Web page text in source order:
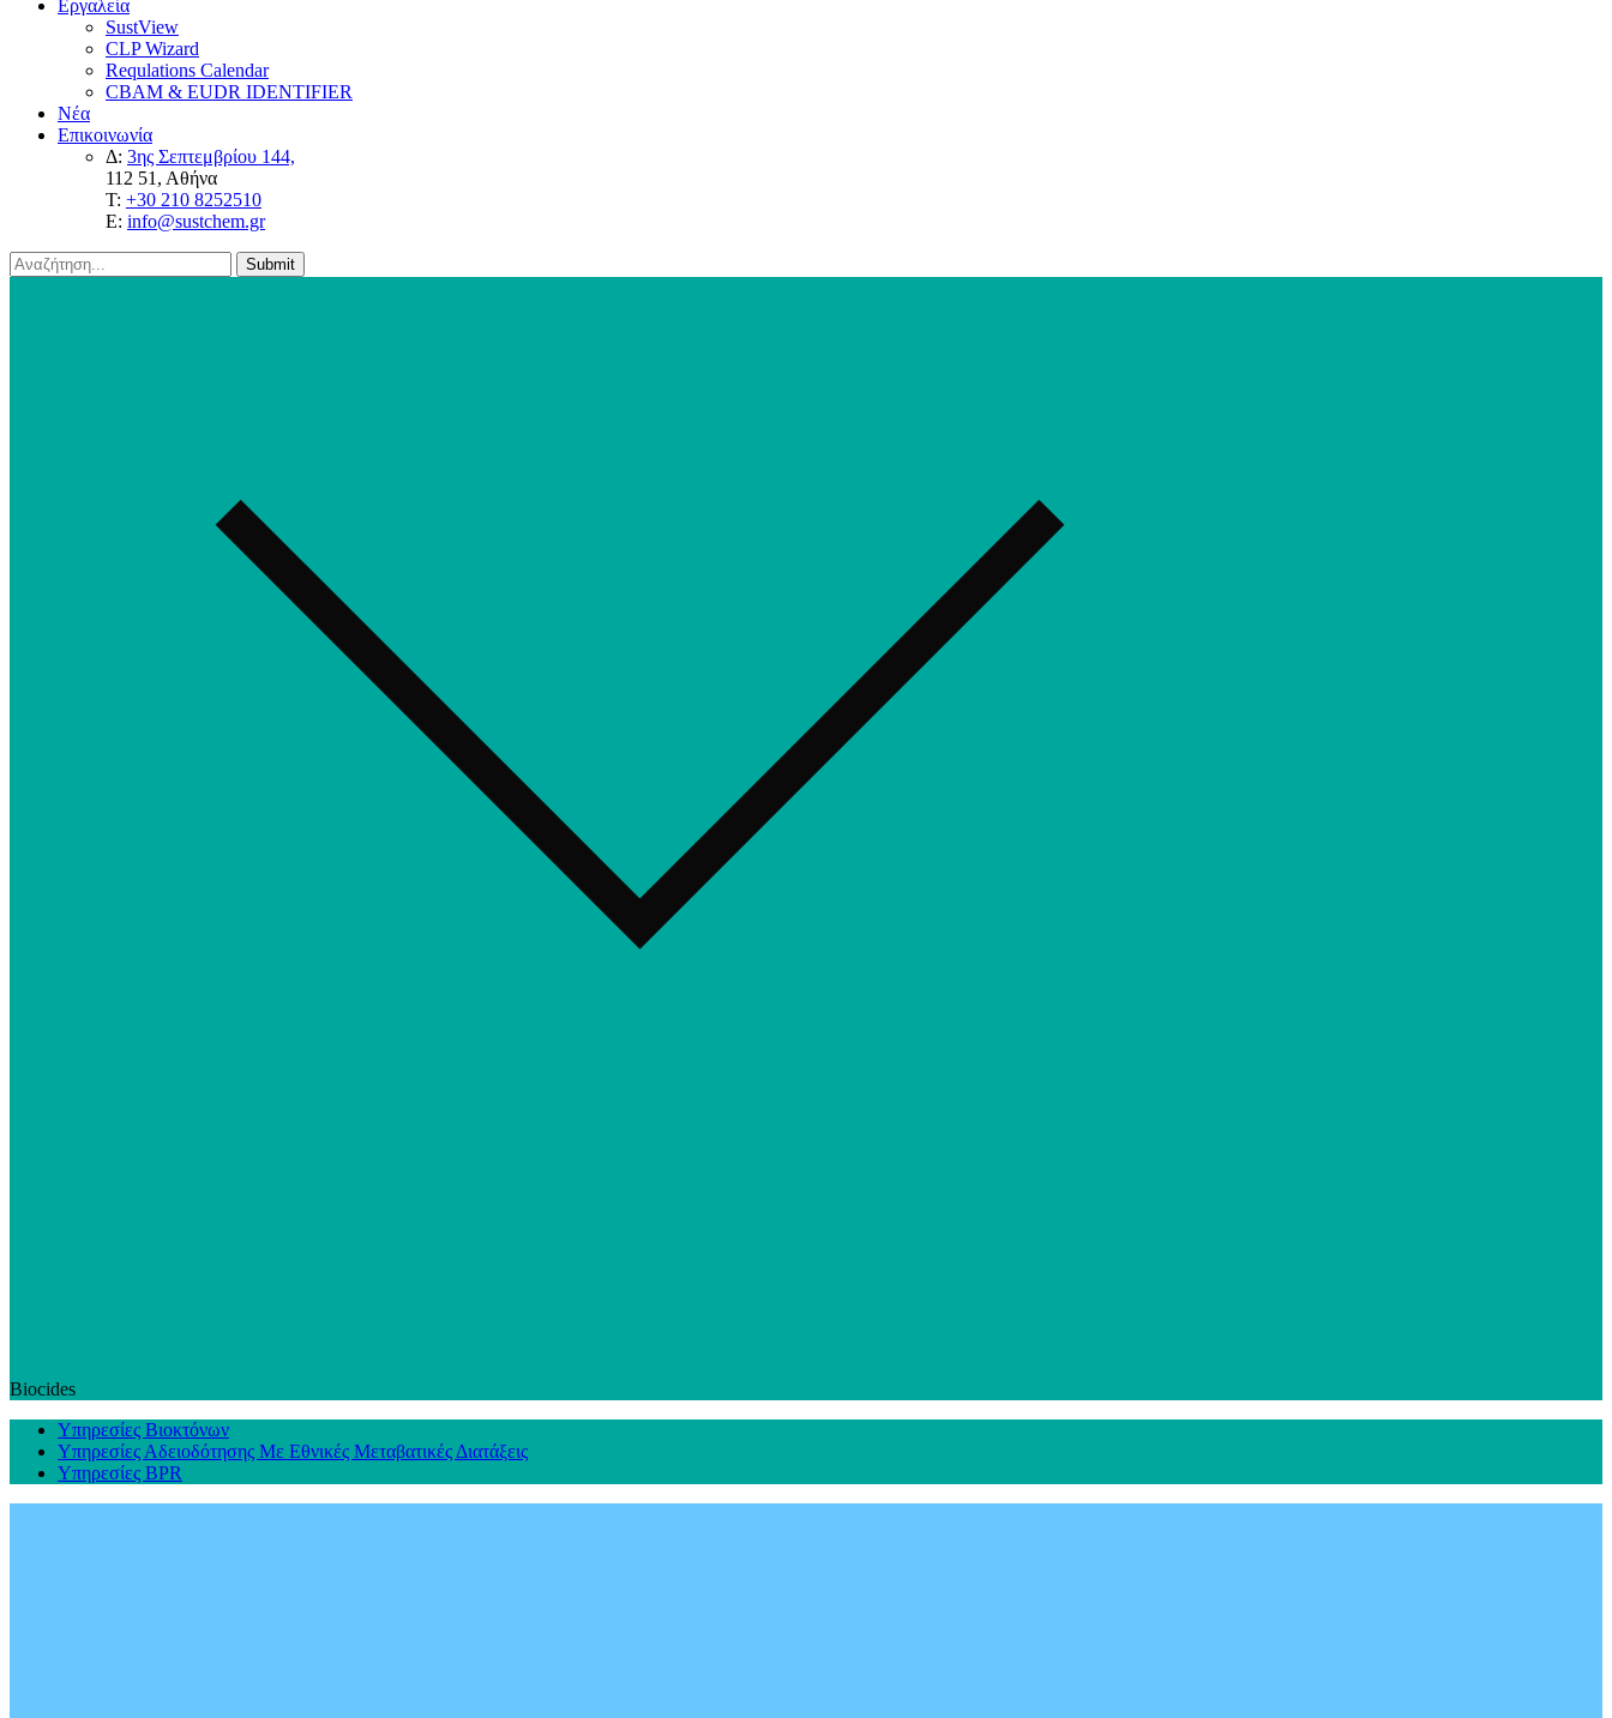
Εργαλεία
SustView
CLP Wizard
Requlations Calendar
CBAM & EUDR IDENTIFIER
Νέα
Επικοινωνία
Δ: 3ης Σεπτεμβρίου 144,
112 51, Αθήνα
Τ: +30 210 8252510
E: info@sustchem.gr
Submit
Biocides
Υπηρεσίες Βιοκτόνων
Υπηρεσίες Αδειοδότησης Με Εθνικές Μεταβατικές Διατάξεις
Υπηρεσίες BPR